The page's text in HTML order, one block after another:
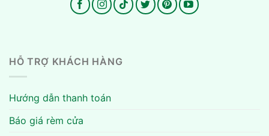
HỖ TRỢ KHÁCH HÀNG
Hướng dẫn thanh toán
Báo giá rèm cửa